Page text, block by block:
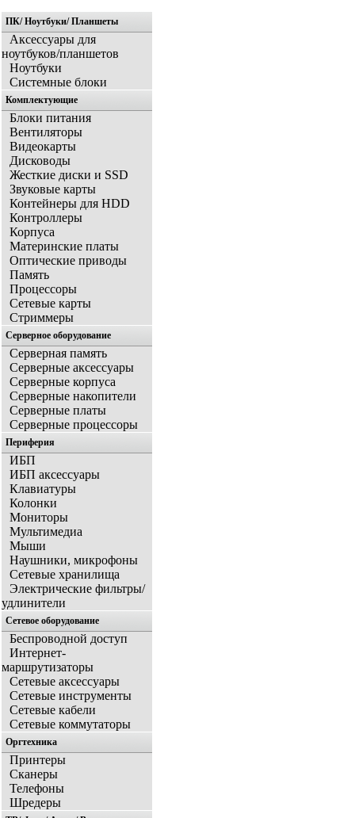
ПК/ Ноутбуки/ Планшеты
Аксессуары для
ноутбуков/планшетов
Ноутбуки
Системные блоки
Комплектующие
Блоки питания
Вентиляторы
Видеокарты
Дисководы
Жесткие диски и SSD
Звуковые карты
Контейнеры для HDD
Контроллеры
Корпуса
Материнские платы
Оптические приводы
Память
Процессоры
Сетевые карты
Стриммеры
Серверное оборудование
Серверная память
Серверные аксессуары
Серверные корпуса
Серверные накопители
Серверные платы
Серверные процессоры
Периферия
ИБП
ИБП аксессуары
Клавиатуры
Колонки
Мониторы
Мультимедиа
Мыши
Наушники, микрофоны
Сетевые хранилища
Электрические фильтры/
удлинители
Сетевое оборудование
Беспроводной доступ
Интернет-
маршрутизаторы
Сетевые аксессуары
Сетевые инструменты
Сетевые кабели
Сетевые коммутаторы
Оргтехника
Принтеры
Сканеры
Телефоны
Шредеры